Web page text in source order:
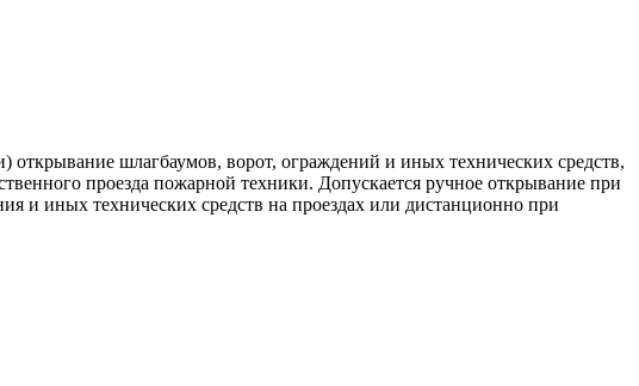
шлагбаумов, ворот, ограждений и иных технических средств,
проезда пожарной техники. Допускается ручное открывание при
и иных технических средств на проездах или дистанционно при